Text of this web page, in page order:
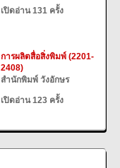
เปิดอ่าน 131 ครั้ง
การผลิตสื่อสิ่งพิมพ์ (2201-
2408)
สำนักพิมพ์ วังอักษร
เปิดอ่าน 123 ครั้ง